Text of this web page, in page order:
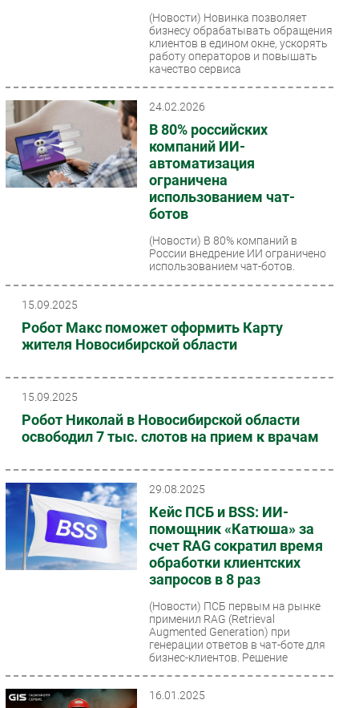
(Новости) Новинка позволяет
бизнесу обрабатывать обращения
клиентов в едином окне, ускорять
работу операторов и повышать
качество сервиса
24.02.2026
В 80% российских
компаний ИИ-
автоматизация
ограничена
использованием чат-
ботов
(Новости) В 80% компаний в
России внедрение ИИ ограничено
использованием чат-ботов.
15.09.2025
Робот Макс поможет оформить Карту
жителя Новосибирской области
15.09.2025
Робот Николай в Новосибирской области
освободил 7 тыс. слотов на прием к врачам
29.08.2025
Кейс ПСБ и BSS: ИИ-
помощник «Катюша» за
счет RAG сократил время
обработки клиентских
запросов в 8 раз
(Новости) ПСБ первым на рынке
применил RAG (Retrieval
Augmented Generation) при
генерации ответов в чат-боте для
бизнес-клиентов. Решение
16.01.2025